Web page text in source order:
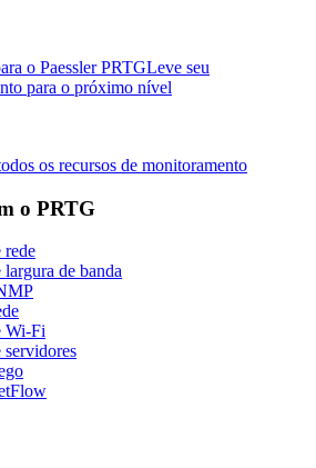
o Paessler PRTGLeve seu
para o próximo nível
os recursos de monitoramento
o PRTG
rede
de banda
Wi-Fi